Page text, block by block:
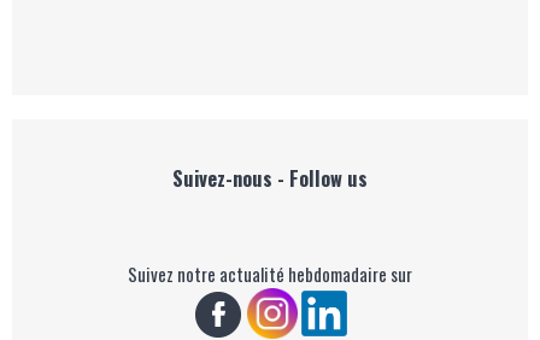
Suivez-nous - Follow us
Suivez notre actualité hebdomadaire sur